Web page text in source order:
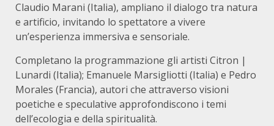
Claudio Marani (Italia), ampliano il dialogo tra natura
e artificio, invitando lo spettatore a vivere
un’esperienza immersiva e sensoriale.
Completano la programmazione gli artisti Citron |
Lunardi (Italia); Emanuele Marsigliotti (Italia) e Pedro
Morales (Francia), autori che attraverso visioni
poetiche e speculative approfondiscono i temi
dell’ecologia e della spiritualità.